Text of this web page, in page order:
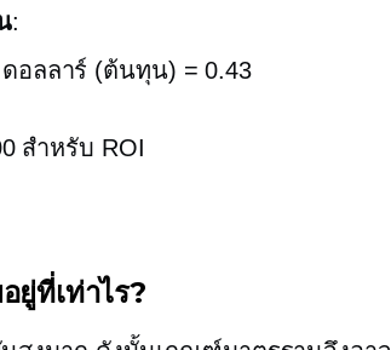
:
อลลาร์ (ต้นทุน) = 0.43
สำหรับ ROI
ยู่ที่เท่าไร?